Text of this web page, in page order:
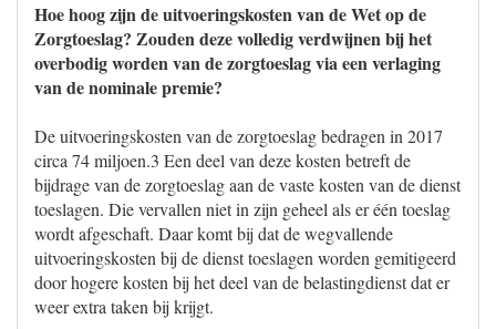
Hoe hoog zijn de uitvoeringskosten van de Wet op de
Zorgtoeslag? Zouden deze volledig verdwijnen bij het
overbodig worden van de zorgtoeslag via een verlaging
van de nominale premie?
De uitvoeringskosten van de zorgtoeslag bedragen in 2017
circa 74 miljoen.3 Een deel van deze kosten betreft de
bijdrage van de zorgtoeslag aan de vaste kosten van de dienst
toeslagen. Die vervallen niet in zijn geheel als er één toeslag
wordt afgeschaft. Daar komt bij dat de wegvallende
uitvoeringskosten bij de dienst toeslagen worden gemitigeerd
door hogere kosten bij het deel van de belastingdienst dat er
weer extra taken bij krijgt.